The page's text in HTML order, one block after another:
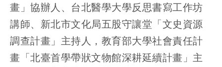
畫」協辦人、台北醫學大學反思書寫工作坊
講師、新北市文化局五股守讓堂「文史資源
調查計畫」主持人，教育部大學社會責任計
畫「北臺首學帶狀文物館深耕延續計畫」主